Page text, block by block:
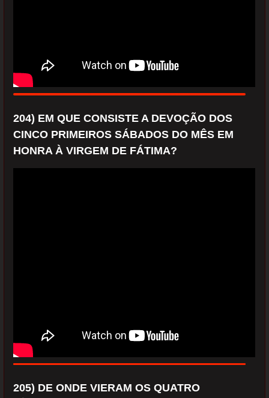
204) EM QUE CONSISTE A DEVOÇÃO DOS
CINCO PRIMEIROS SÁBADOS DO MÊS EM
HONRA À VIRGEM DE FÁTIMA?
205) DE ONDE VIERAM OS QUATRO